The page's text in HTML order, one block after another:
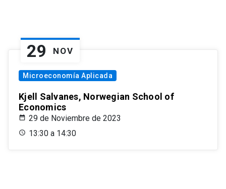
29 NOV
Microeconomía Aplicada
Kjell Salvanes, Norwegian School of
Economics
29 de Noviembre de 2023
13:30 a 14:30